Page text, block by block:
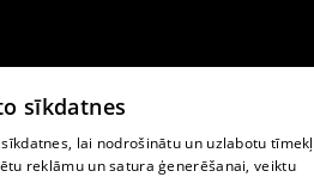
sīkdatnes
lai nodrošinātu un uzlabotu
reklāmu un satura ģenerēšanai, veiktu